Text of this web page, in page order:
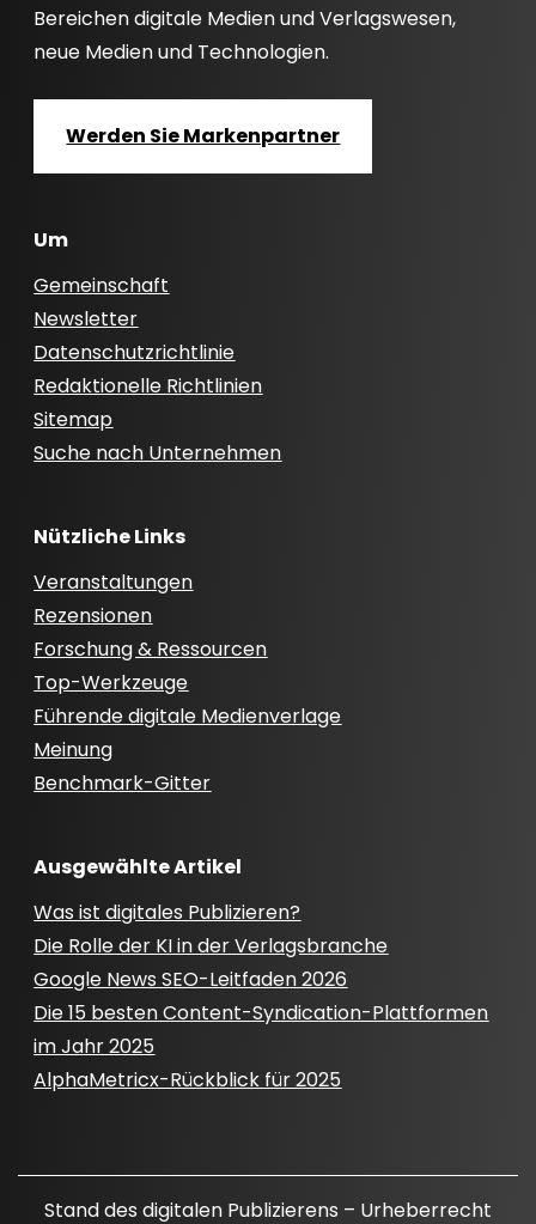
Bereichen digitale Medien und Verlagswesen,
neue Medien und Technologien.
Werden Sie Markenpartner
Um
Gemeinschaft
Newsletter
Datenschutzrichtlinie
Redaktionelle Richtlinien
Sitemap
Suche nach Unternehmen
Nützliche Links
Veranstaltungen
Rezensionen
Forschung & Ressourcen
Top-Werkzeuge
Führende digitale Medienverlage
Meinung
Benchmark-Gitter
Ausgewählte Artikel
Was ist digitales Publizieren?
Die Rolle der KI in der Verlagsbranche
Google News SEO-Leitfaden 2026
Die 15 besten Content-Syndication-Plattformen
im Jahr 2025
AlphaMetricx-Rückblick für 2025
Stand des digitalen Publizierens – Urheberrecht